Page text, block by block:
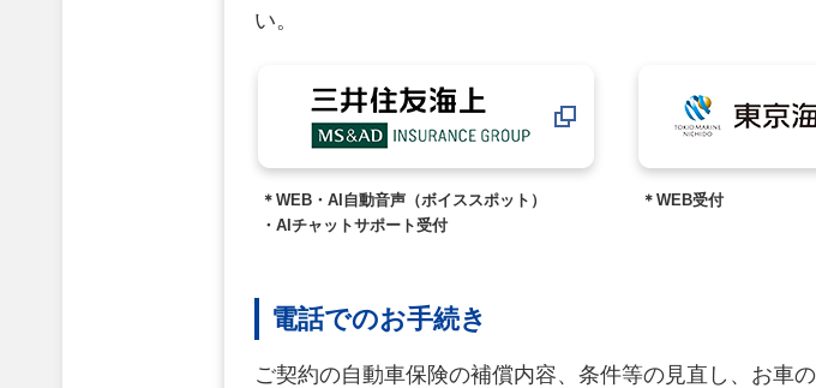
い。
＊WEB・AI自動音声（ボイススポット）
・AIチャットサポート受付
＊WEB受付
電話でのお手続き
ご契約の自動車保険の補償内容、条件等の見直し、お車